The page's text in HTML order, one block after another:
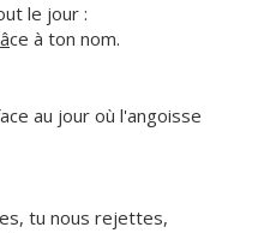
le jour :
âce à ton nom.
au jour où l'angoisse
es, tu nous rejettes,